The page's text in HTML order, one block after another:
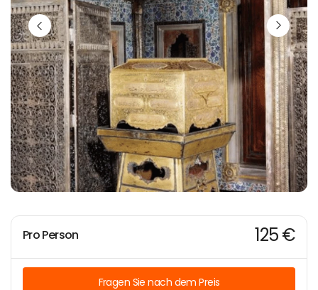
Pro Person 125 €
Fragen Sie nach dem Preis